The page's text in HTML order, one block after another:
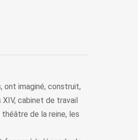
ont imaginé, construit,
cabinet de travail
de la reine, les